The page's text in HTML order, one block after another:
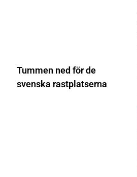
Tummen ned för de
svenska rastplatserna